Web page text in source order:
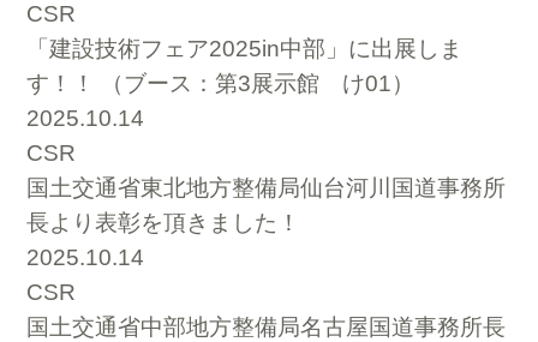
CSR
「建設技術フェア2025in中部」に出展しま
す！！ （ブース：第3展示館 け01）
2025.10.14
CSR
国土交通省東北地方整備局仙台河川国道事務所
長より表彰を頂きました！
2025.10.14
CSR
国土交通省中部地方整備局名古屋国道事務所長